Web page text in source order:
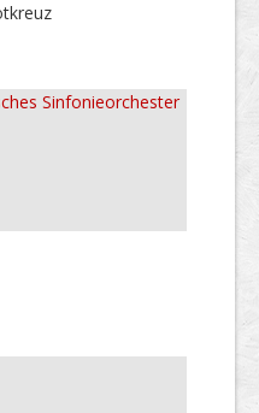
Sinfonieorchester